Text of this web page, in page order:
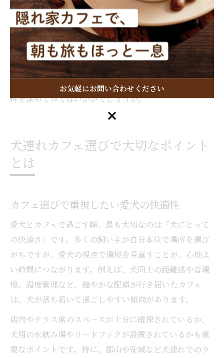
「岡崎 ペット可 ランチ」や「三春 ペット 可 ランチ」な
ど、地域ごとのおすすめスポットを探すことで、旅先や
ドライブ途中にも気軽に立ち寄れます。愛犬にとっても
新しい環境や香りは刺激となり、適度な散歩とカフェタ
イムを組み合わせることで、心と体のバランスが整いま
す。午後のひとときを穏やかに楽しみながら、愛犬との
絆を深めてみてはいかがでしょうか。
犬連れカフェ選びで大切なポイント
とは
カフェ選びで重視したい愛犬の快適性
愛犬とカフェで過ごす際、最も大切なのは「犬にとって
の快適さ」です。多くの飼い主が自分本位で場所を選び
がちですが、愛犬の視点で環境を見直すことが、心地よ
い時間につながります。例えば、犬同士の距離感や音環
境、温度管理など、細やかな配慮が行き届いたカフェ
は、犬が落ち着いて過ごしやすい傾向があります。
店内やテラス席のスペースが十分に確保されているか、
犬用の水飲み場やリードフックが設置されているかも重
要なポイントです。特に、郡山や安城など犬連れでのラ
お気軽にお問い合わせください
お気軽にお問い合わせください